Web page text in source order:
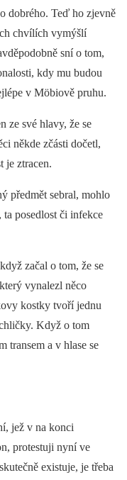
dobrého. Teď ho zjevně
chvílích vymýšlí
sní o tom,
kdy mu budou
v Möbiově pruhu.
ze své hlavy, že se
někde zčásti dočetl,
je ztracen.
předmět sebral, mohlo
posedlost či infekce
začal o tom, že se
vynalezl něco
kostky tvoří jednu
Když o tom
transem a v hlase se
jež v na konci
protestuji nyní ve
existuje, je třeba